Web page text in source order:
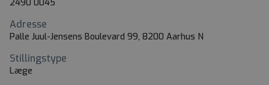
2490 0045
Adresse
Palle Juul-Jensens Boulevard 99, 8200 Aarhus N
Stillingstype
Læge